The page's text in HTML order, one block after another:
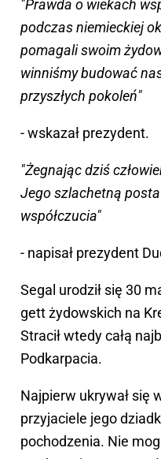
"Prawda o wiekach
podczas niemieckiej
pomagali swoim
winniśmy budować
przyszłych pokoleń"
- wskazał prezydent.
"Żegnając dziś
Jego szlachetną
współczucia"
- napisał prezydent
Segal urodził się 30
gett żydowskich na
Stracił wtedy całą
Podkarpacia.
Najpierw ukrywał się
przyjaciele jego
pochodzenia. Nie